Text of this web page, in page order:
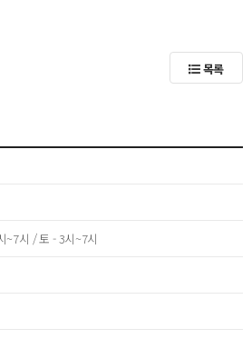
목록
~7시 / 토 - 3시~7시